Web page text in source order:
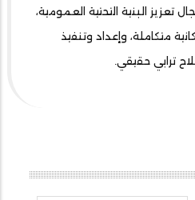
البنية التحتية العمومية،
متكاملة، وإعداد وتنفيذ
ترابي حقيقي.